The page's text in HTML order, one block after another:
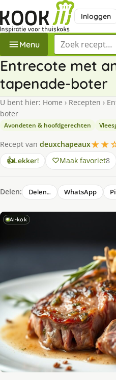
Inloggen
Menu Zoek een recept
Entrecote met
tapenade-boter
U bent hier: Home › Recepten ›
boter
Avondeten & hoofdgerechten
Recept van deuxchapeaux
👍Lekker! Maak favoriet8
Delen: Delen… WhatsApp
AI-kok